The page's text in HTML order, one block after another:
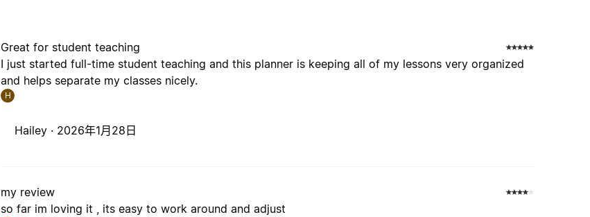
Great for student teaching
I just started full-time student teaching and this planner is keeping all of my lessons very organized
and helps separate my classes nicely.
H
Hailey · 2026年1月28日
my review
so far im loving it , its easy to work around and adjust